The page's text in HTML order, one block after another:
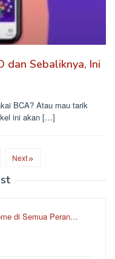
dan Sebaliknya, Ini
BCA? Atau mau tarik
ini akan […]
Next
di Semua Peran…